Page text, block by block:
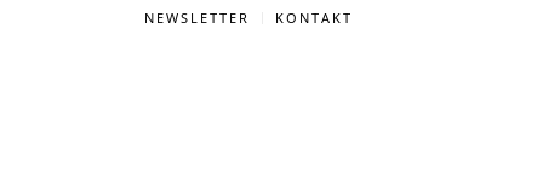
NEWSLETTER KONTAKT